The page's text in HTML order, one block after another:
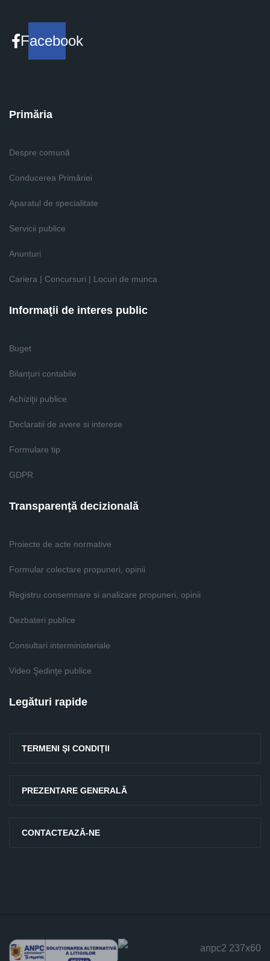
Facebook
Primăria
Despre comună
Conducerea Primăriei
Aparatul de specialitate
Servicii publice
Anunturi
Cariera | Concursuri | Locuri de munca
Informaţii de interes public
Buget
Bilanţuri contabile
Achiziţii publice
Declaratii de avere si interese
Formulare tip
GDPR
Transparenţă decizională
Proiecte de acte normative
Formular colectare propuneri, opinii
Registru consemnare si analizare propuneri, opinii
Dezbateri publice
Consultari interministeriale
Video Şedinţe publice
Legături rapide
TERMENI ŞI CONDIŢII
PREZENTARE GENERALĂ
CONTACTEAZĂ-NE